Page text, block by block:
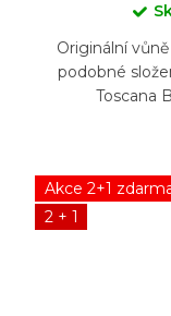
Originální
podobné
Toscana
Akce 2+1
2 + 1